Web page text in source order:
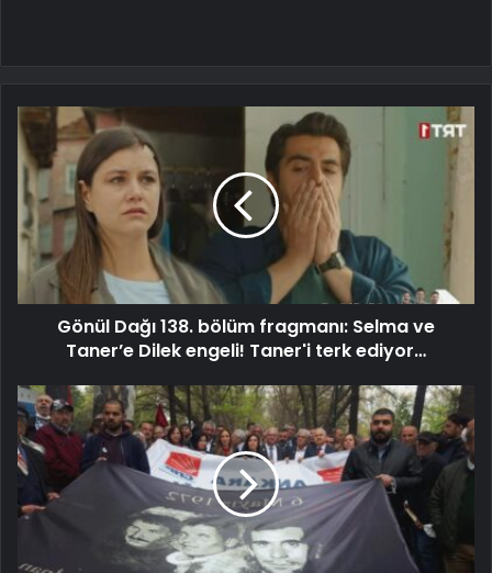
Gönül Dağı 138. bölüm fragmanı: Selma ve
Taner’e Dilek engeli! Taner'i terk ediyor…